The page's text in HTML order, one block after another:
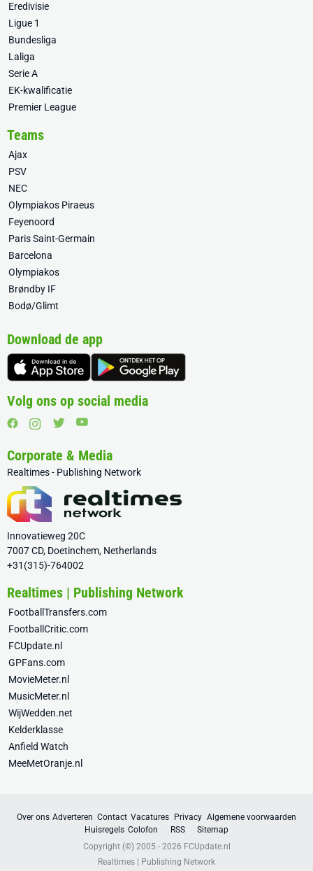
Eredivisie
Ligue 1
Bundesliga
Laliga
Serie A
EK-kwalificatie
Premier League
Teams
Ajax
PSV
NEC
Olympiakos Piraeus
Feyenoord
Paris Saint-Germain
Barcelona
Olympiakos
Brøndby IF
Bodø/Glimt
Download de app
Volg ons op social media
Corporate & Media
Realtimes - Publishing Network
Innovatieweg 20C
7007 CD, Doetinchem, Netherlands
+31(315)-764002
Realtimes | Publishing Network
FootballTransfers.com
FootballCritic.com
FCUpdate.nl
GPFans.com
MovieMeter.nl
MusicMeter.nl
WijWedden.net
Kelderklasse
Anfield Watch
MeeMetOranje.nl
Over ons Adverteren Contact Vacatures Privacy Algemene voorwaarden
Huisregels Colofon RSS
Sitemap
Copyright (©) 2005 - 2026 FCUpdate.nl
Realtimes | Publishing Network